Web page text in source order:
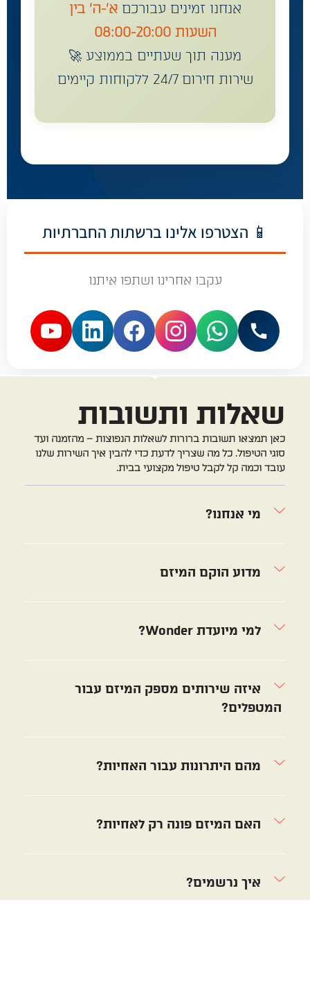
אנחנו זמינים עבורכםא'-ה' בין
השעות 08:00-20:00
מענה תוך שעתיים בממוצע 🚀
שירות חירום 24/7 ללקוחות קיימים
📱 הצטרפו אלינו ברשתות החברתיות
עקבו אחרינו ושתפו איתנו
שאלות ותשובות
כאן תמצאו תשובות ברורות לשאלות הנפוצות – מהזמנה ועד
סוגי הטיפול. כל מה שצריך לדעת כדי להבין איך השירות שלנו
עובד וכמה קל לקבל טיפול מקצועי בבית.
מי אנחנו?
מדוע הוקם המיזם
למי מיועדת Wonder?
איזה שירותים מספק המיזם עבור
המטפלים?
מהם היתרונות עבור האחיות?
האם המיזם פונה רק לאחיות?
איך נרשמים?